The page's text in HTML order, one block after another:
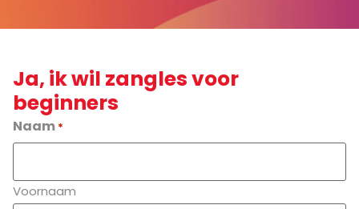
Ja, ik wil zangles voor
beginners
Naam *
Voornaam